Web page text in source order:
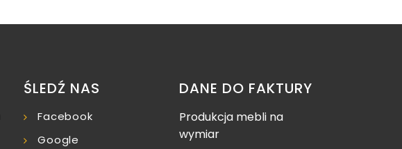
ŚLEDŹ NAS
Facebook
Google
DANE DO FAKTURY
Produkcja mebli na
wymiar